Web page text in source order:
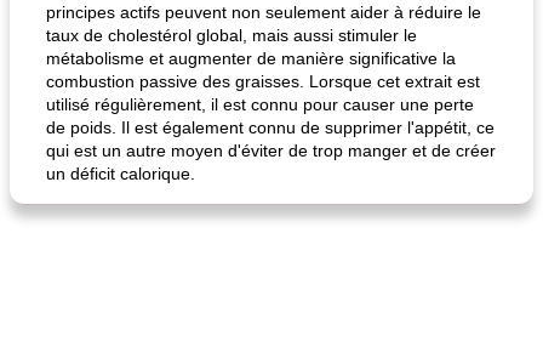
fiesta tostadas le méga's jopp joes
principes actifs peuvent non seulement aider à réduire le
taux de cholestérol global, mais aussi stimuler le
métabolisme et augmenter de manière significative la
combustion passive des graisses. Lorsque cet extrait est
utilisé régulièrement, il est connu pour causer une perte
de poids. Il est également connu de supprimer l'appétit, ce
qui est un autre moyen d'éviter de trop manger et de créer
un déficit calorique.